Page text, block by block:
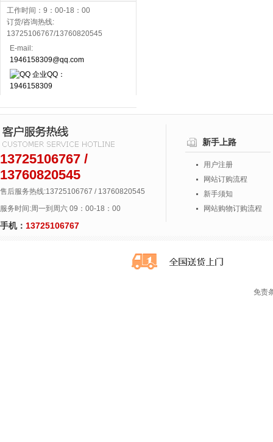
工作时间：9：00-18：00
订货/咨询热线:
13725106767/13760820545
E-mail:
1946158309@qq.com
企业QQ：
1946158309
13725106767 /
13760820545
售后服务热线:13725106767 / 13760820545
服务时间:周一到周六 09：00-18：00
手机： 13725106767
新手上路
用户注册
网站订购流程
新手须知
网站购物订购流程
免责